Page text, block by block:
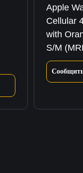
Apple
Cellular
with
S/M